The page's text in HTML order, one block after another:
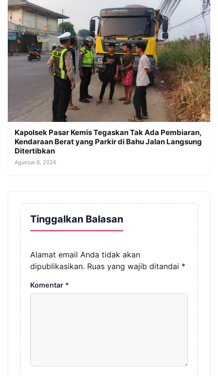
Kapolsek Pasar Kemis Tegaskan Tak Ada Pembiaran,
Kendaraan Berat yang Parkir di Bahu Jalan Langsung
Ditertibkan
Agustus 6, 2026
Tinggalkan Balasan
Alamat email Anda tidak akan
dipublikasikan. Ruas yang wajib ditandai *
Komentar *